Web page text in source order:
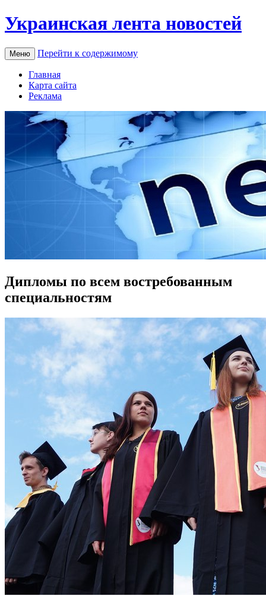
Украинская лента новостей
Меню Перейти к содержимому
Главная
Карта сайта
Реклама
Дипломы по всем востребованным
специальностям